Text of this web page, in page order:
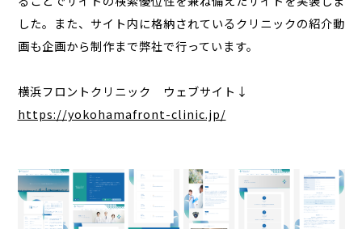
した。また、サイト内に格納されているクリニックの紹介動
画も企画から制作まで弊社で行っています。
https://yokohamafront-clinic.jp/